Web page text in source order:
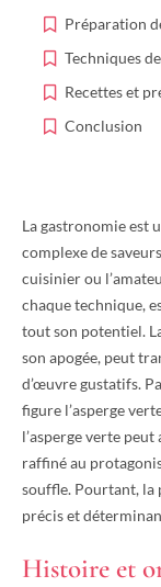
Préparation
Techniques
Recettes et
Conclusion
La gastronomie est
complexe de
cuisinier ou
chaque technique,
tout son potentiel.
son apogée, peut
d’œuvre gustatifs.
figure l’asperge
l’asperge verte
raffiné au
souffle. Pourtant, la
précis et
Histoire et